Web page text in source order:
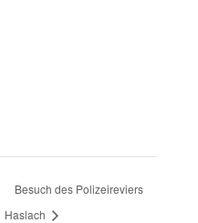
Besuch des Polizeireviers
Haslach